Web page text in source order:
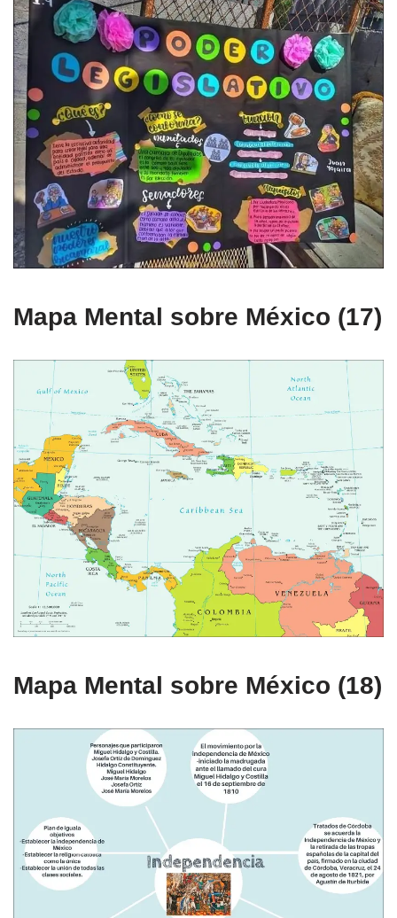
Mapa Mental sobre México (17)
Mapa Mental sobre México (18)